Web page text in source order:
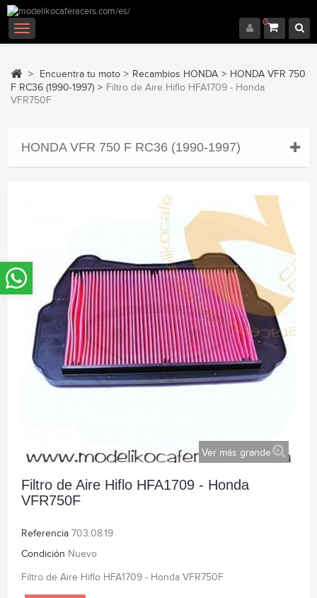
0
Navegación
Toggle
> Encuentra tu moto > Recambios HONDA > HONDA VFR 750
F RC36 (1990-1997) > Filtro de Aire Hiflo HFA1709 - Honda
VFR750F
HONDA VFR 750 F RC36 (1990-1997)
Ver más grande
Filtro de Aire Hiflo HFA1709 - Honda
VFR750F
Referencia 703.08.19
Condición Nuevo
Filtro de Aire Hiflo HFA1709 - Honda VFR750F